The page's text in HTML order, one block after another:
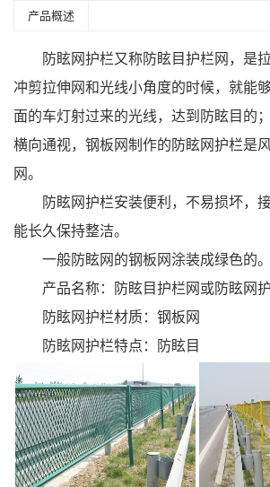
产品概述
防眩网护栏又称防眩目护栏网，是
冲剪拉伸网和光线小角度的时候，就能
面的车灯射过来的光线，达到防眩目的
横向通视，钢板网制作的防眩网护栏是
网。
防眩网护栏安装便利，不易损坏，
能长久保持整洁。
一般防眩网的钢板网涂装成绿色的。
产品名称：防眩目护栏网或防眩网
防眩网护栏材质：钢板网
防眩网护栏特点：防眩目